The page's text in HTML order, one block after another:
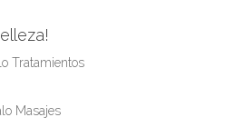
Tratamientos
Masajes